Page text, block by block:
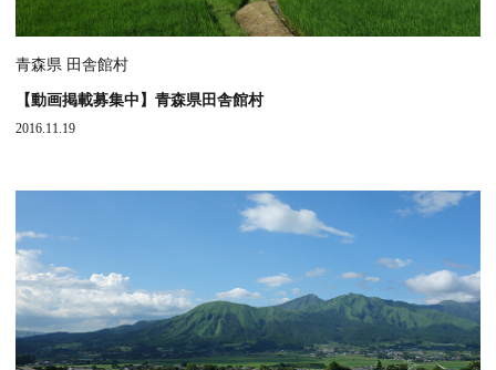
青森県 田舎館村
【動画掲載募集中】青森県田舎館村
2016.11.19